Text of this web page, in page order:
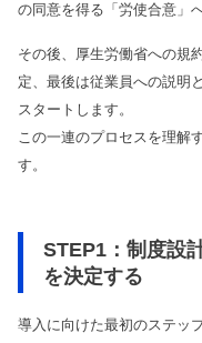
の同意を得る「労使合意」
その後、厚生労働省への規
定、最後は従業員への説明
スタートします。
この一連のプロセスを理解
す。
STEP1：制度設
を決定する
導入に向けた最初のステッ